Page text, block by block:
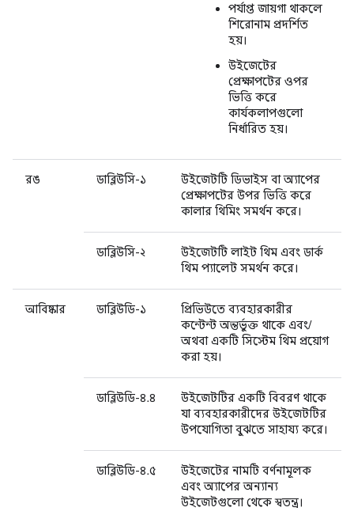
পর্যাপ্ত জায়গা থাকলে
শিরোনাম প্রদর্শিত
হয়।
উইজেটের
প্রেক্ষাপটের ওপর
ভিত্তি করে
কার্যকলাপগুলো
নির্ধারিত হয়।
রঙ ডাব্লিউসি-১
উইজেটটি ডিভাইস বা অ্যাপের
প্রেক্ষাপটের উপর ভিত্তি করে
কালার থিমিং সমর্থন করে।
ডাব্লিউসি-২
উইজেটটি লাইট থিম এবং ডার্ক
থিম প্যালেট সমর্থন করে।
আবিষ্কার ডাব্লিউডি-১
প্রিভিউতে ব্যবহারকারীর
কন্টেন্ট অন্তর্ভুক্ত থাকে এবং/
অথবা একটি সিস্টেম থিম প্রয়োগ
করা হয়।
ডাব্লিউডি-৪.৪
উইজেটটির একটি বিবরণ থাকে
যা ব্যবহারকারীদের উইজেটটির
উপযোগিতা বুঝতে সাহায্য করে।
ডাব্লিউডি-৪.৫
উইজেটের নামটি বর্ণনামূলক
এবং অ্যাপের অন্যান্য
উইজেটগুলো থেকে স্বতন্ত্র।